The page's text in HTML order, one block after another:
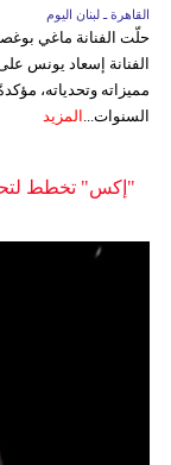
القاهرة ـ لبنان اليوم
حلّت الفنانة ماغي
مميزاته وتحدياته،
السنوات... المزيد
"إكس" تخطط